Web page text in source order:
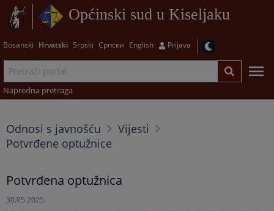
Općinski sud u Kiseljaku
Bosanski Hrvatski Srpski Српски English Prijava
Napredna pretraga
Odnosi s javnošću
Vijesti
Potvrđene optužnice
Potvrđena optužnica
30.05.2025.